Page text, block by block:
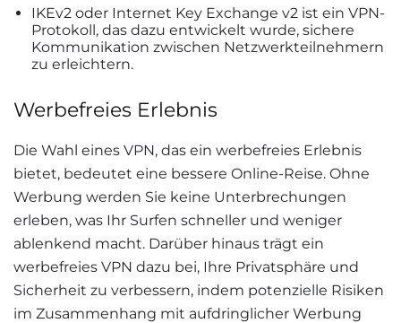
IKEv2 oder Internet Key Exchange v2 ist ein VPN-
Protokoll, das dazu entwickelt wurde, sichere
Kommunikation zwischen Netzwerkteilnehmern
zu erleichtern.
Werbefreies Erlebnis
Die Wahl eines VPN, das ein werbefreies Erlebnis
bietet, bedeutet eine bessere Online-Reise. Ohne
Werbung werden Sie keine Unterbrechungen
erleben, was Ihr Surfen schneller und weniger
ablenkend macht. Darüber hinaus trägt ein
werbefreies VPN dazu bei, Ihre Privatsphäre und
Sicherheit zu verbessern, indem potenzielle Risiken
im Zusammenhang mit aufdringlicher Werbung